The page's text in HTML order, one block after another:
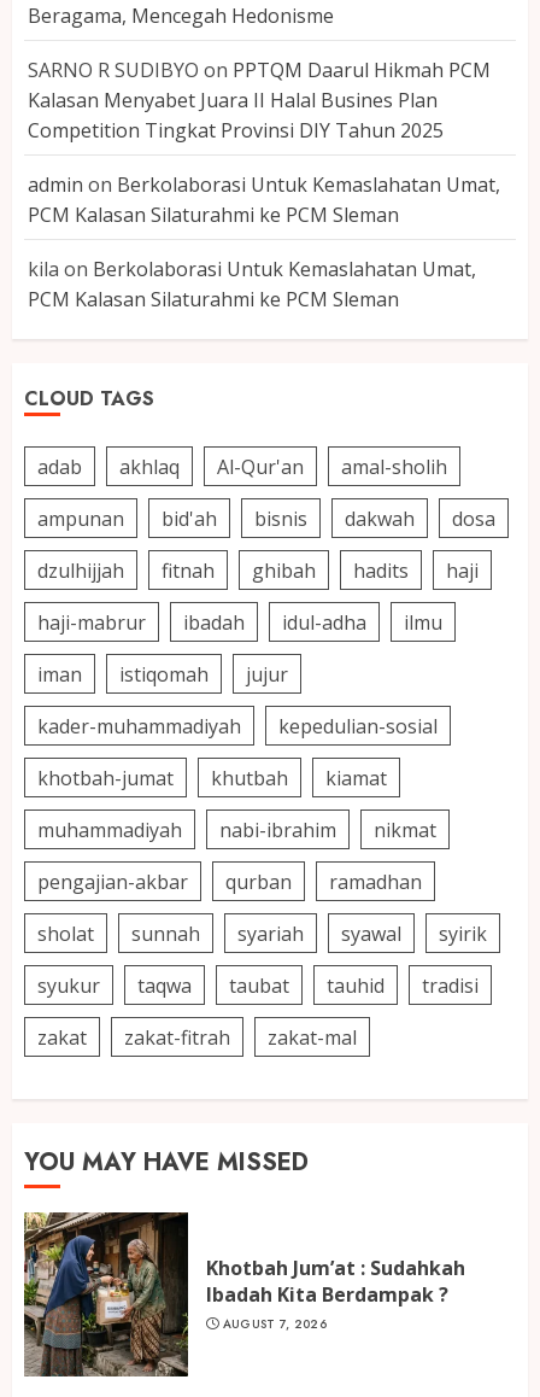
Beragama, Mencegah Hedonisme
SARNO R SUDIBYO on PPTQM Daarul Hikmah PCM
Kalasan Menyabet Juara II Halal Busines Plan
Competition Tingkat Provinsi DIY Tahun 2025
admin on Berkolaborasi Untuk Kemaslahatan Umat,
PCM Kalasan Silaturahmi ke PCM Sleman
kila on Berkolaborasi Untuk Kemaslahatan Umat,
PCM Kalasan Silaturahmi ke PCM Sleman
CLOUD TAGS
adab akhlaq Al-Qur'an
amal-sholih
ampunan
bid'ah bisnis dakwah
dosa
dzulhijjah
fitnah ghibah hadits
haji
haji-mabrur
ibadah idul-adha
ilmu
iman
istiqomah
jujur
kader-muhammadiyah
kepedulian-sosial
khotbah-jumat
khutbah
kiamat
muhammadiyah
nabi-ibrahim
nikmat
pengajian-akbar
qurban
ramadhan
sholat
sunnah syariah syawal
syirik
syukur
taqwa taubat tauhid
tradisi
zakat
zakat-fitrah zakat-mal
YOU MAY HAVE MISSED
Khotbah Jum’at : Sudahkah
Ibadah Kita Berdampak ?
AUGUST 7, 2026